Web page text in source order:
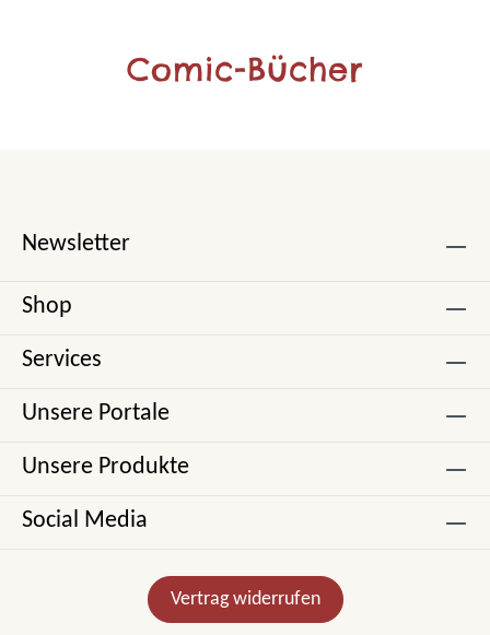
Comic-Bücher
Newsletter
Shop
Services
Unsere Portale
Unsere Produkte
Social Media
Vertrag widerrufen